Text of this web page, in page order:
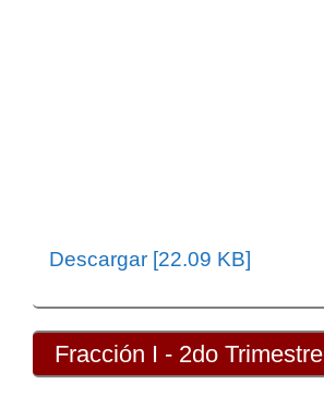
Descargar [22.09 KB]
Fracción I - 2do Trimestre